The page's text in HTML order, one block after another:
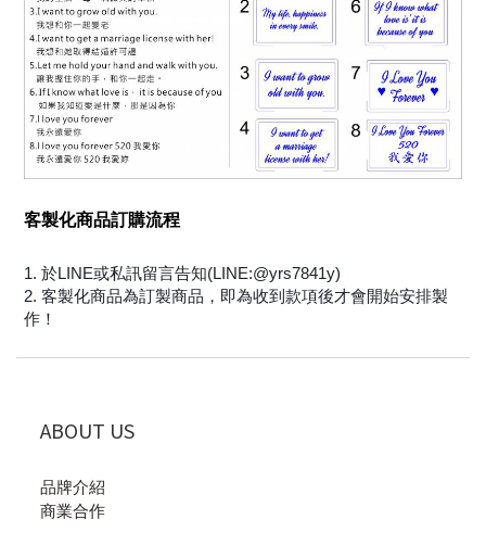
客製化商品訂購流程
1. 於LINE或私訊留言告知(LINE:@yrs7841y)
2. 客製化商品為訂製商品，即為收到款項後才會開始安排製
作！
ABOUT US
品牌介紹
商業合作